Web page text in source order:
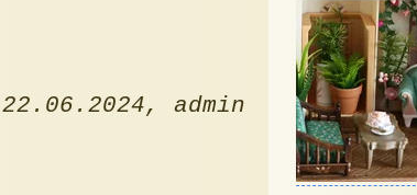
22.06.2024 admin